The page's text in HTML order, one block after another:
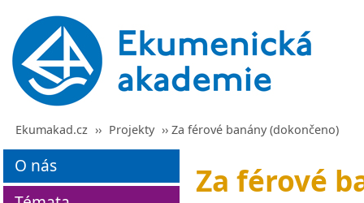
Ekumakad.cz ›› Projekty ›› Za férové banány (dokončeno)
O nás
Za férové